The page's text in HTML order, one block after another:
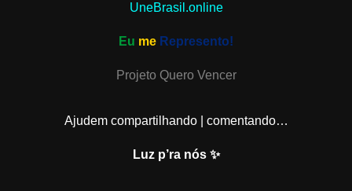
UneBrasil.online
Eu me Represento!
Projeto Quero Vencer
Ajudem compartilhando | comentando…
Luz p’ra nós ✨